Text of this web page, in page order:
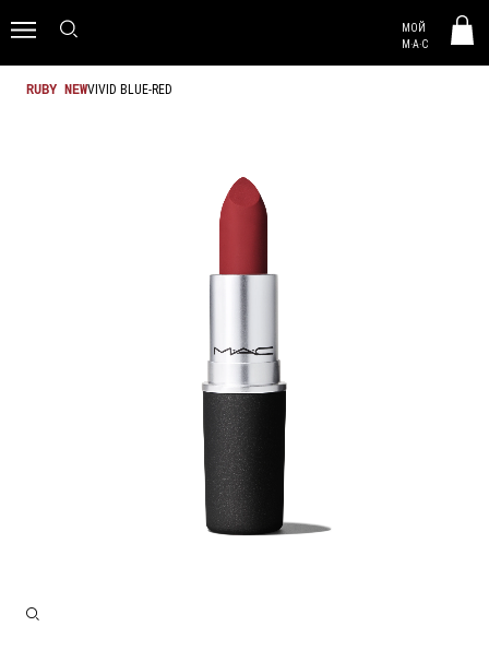
МОЙ
M·A·C
RUBY NEWVIVID BLUE-RED